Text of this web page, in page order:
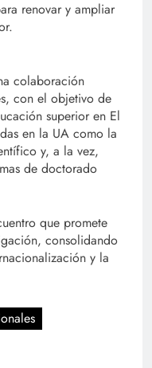
renovar y ampliar
colaboración
con el objetivo de
superior en El
en la UA como la
y, a la vez,
de doctorado
que promete
consolidando
y la